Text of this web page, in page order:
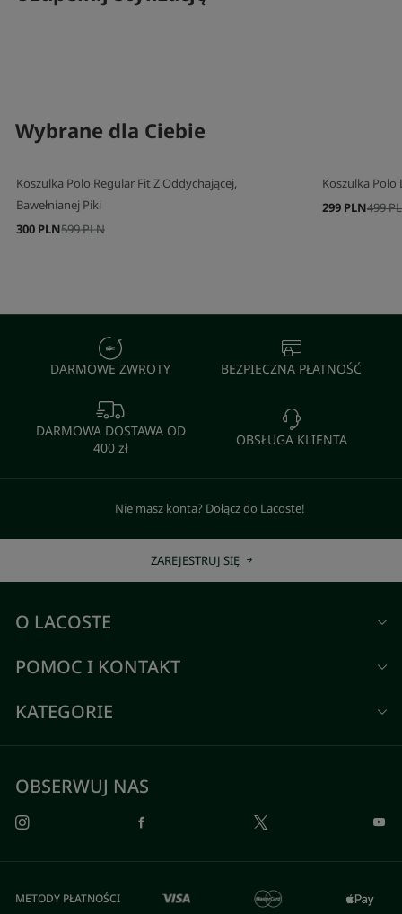
Wybrane dla Ciebie
Koszulka Polo Regular Fit Z Oddychającej,
Bawełnianej Piki
599 PLN
300 PLN
Koszulka Polo
499
299 PLN
DARMOWE ZWROTY BEZPIECZNA PŁATNOŚĆ
DARMOWA DOSTAWA OD
400 zł
OBSŁUGA KLIENTA
Nie masz konta? Dołącz do Lacoste!
ZAREJESTRUJ SIĘ
O LACOSTE
POMOC I KONTAKT
KATEGORIE
OBSERWUJ NAS
METODY PŁATNOŚCI